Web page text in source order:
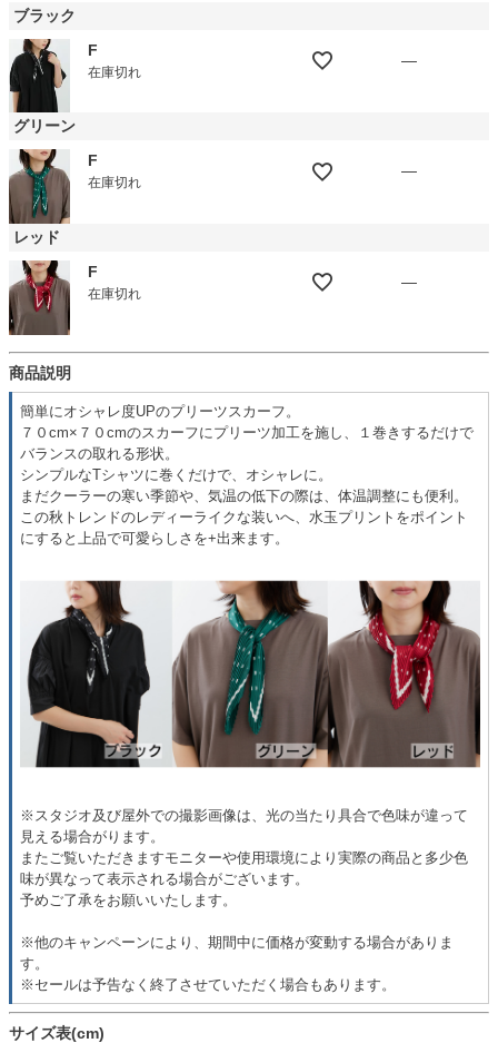
ブラック
F
在庫切れ
—
グリーン
F
在庫切れ
—
レッド
F
在庫切れ
—
商品説明
簡単にオシャレ度UPのプリーツスカーフ。
７０cm×７０cmのスカーフにプリーツ加工を施し、１巻きするだけで
バランスの取れる形状。
シンプルなTシャツに巻くだけで、オシャレに。
まだクーラーの寒い季節や、気温の低下の際は、体温調整にも便利。
この秋トレンドのレディーライクな装いへ、水玉プリントをポイント
にすると上品で可愛らしさを+出来ます。
※スタジオ及び屋外での撮影画像は、光の当たり具合で色味が違って
見える場合がります。
またご覧いただきますモニターや使用環境により実際の商品と多少色
味が異なって表示される場合がございます。
予めご了承をお願いいたします。
※他のキャンペーンにより、期間中に価格が変動する場合がありま
す。
※セールは予告なく終了させていただく場合もあります。
サイズ表(cm)